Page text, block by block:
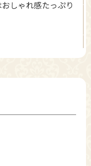
しゃれ感たっぷり